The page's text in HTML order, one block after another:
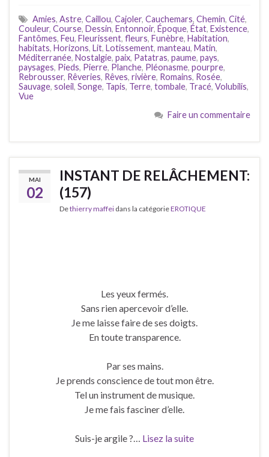
Amies, Astre, Caillou, Cajoler, Cauchemars, Chemin, Cité,
Couleur, Course, Dessin, Entonnoir, Époque, État, Existence,
Fantômes, Feu, Fleurissent, fleurs, Funèbre, Habitation,
habitats, Horizons, Lit, Lotissement, manteau, Matin,
Méditerranée, Nostalgie, paix, Patatras, paume, pays,
paysages, Pieds, Pierre, Planche, Pléonasme, pourpre,
Rebrousser, Rêveries, Rêves, rivière, Romains, Rosée,
Sauvage, soleil, Songe, Tapis, Terre, tombale, Tracé, Volubilis,
Vue
Faire un commentaire
MAI
02
INSTANT DE RELÂCHEMENT:
(157)
Dethierry maffei dans la catégorieEROTIQUE
Les yeux fermés.
Sans rien apercevoir d’elle.
Je me laisse faire de ses doigts.
En toute transparence.
Par ses mains.
Je prends conscience de tout mon être.
Tel un instrument de musique.
Je me fais fasciner d’elle.
Suis-je argile ?… Lisez la suite